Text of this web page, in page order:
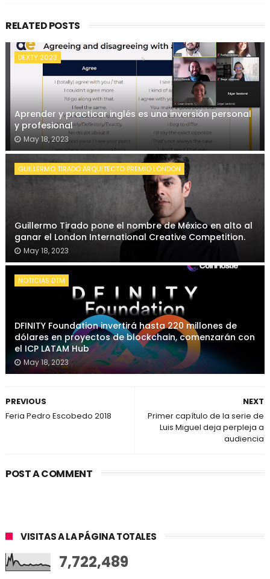
RELATED POSTS
DEXTY 2023
Aprender y practicar inglés es una inversión personal
y profesional
May 18, 2023
GUILLERMO TIRADO ARQUITECTO PREMIO LONDON
Guillermo Tirado pone el nombre de México en alto al
ganar el London International Creative Competition.
May 18, 2023
NOTICIAS DTM
DFINITY Foundation invertirá hasta 220 millones de
dólares en proyectos de blockchain, comenzarán con
el ICP LATAM Hub
May 18, 2023
NEXT
Primer capítulo de la serie de
Luis Miguel deja perpleja a
audiencia
PREVIOUS
Feria Pedro Escobedo 2018
POST A COMMENT
VISITAS A LA PÁGINA TOTALES
7,722,489